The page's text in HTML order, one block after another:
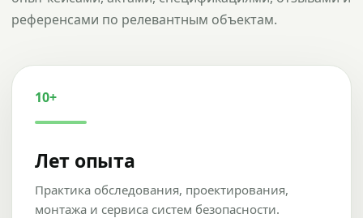
референсами по релевантным объектам.
10+
Лет опыта
Практика обследования, проектирования,
монтажа и сервиса систем безопасности.